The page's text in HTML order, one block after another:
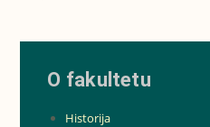
O fakultetu
Historija